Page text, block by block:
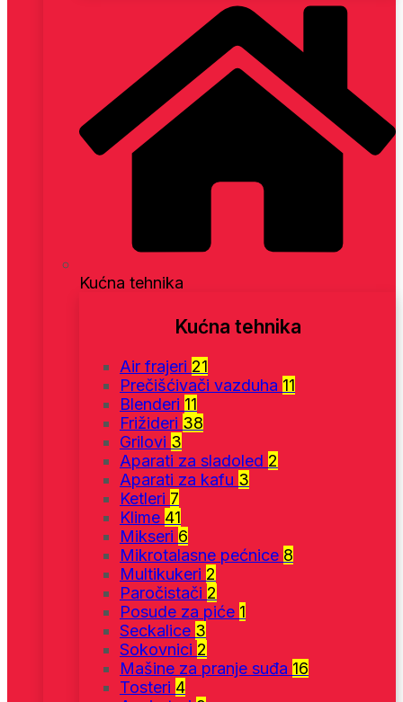
Kućna tehnika
Kućna tehnika
Air frajeri 21
Prečišćivači vazduha 11
Blenderi 11
Frižideri 38
Grilovi 3
Aparati za sladoled 2
Aparati za kafu 3
Ketleri 7
Klime 41
Mikseri 6
Mikrotalasne pećnice 8
Multikukeri 2
Paročistači 2
Posude za piće 1
Seckalice 3
Sokovnici 2
Mašine za pranje suđa 16
Tosteri 4